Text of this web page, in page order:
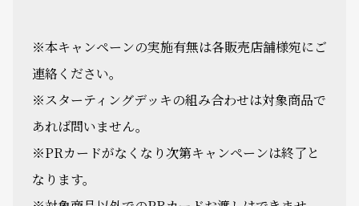
※本キャンペーンの実施有無は各販売店舗様宛にご
連絡ください。
※スターティングデッキの組み合わせは対象商品で
あれば問いません。
※PRカードがなくなり次第キャンペーンは終了と
なります。